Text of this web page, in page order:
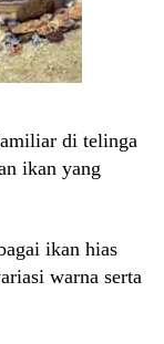
di telinga
ikan yang
ikan hias
warna serta